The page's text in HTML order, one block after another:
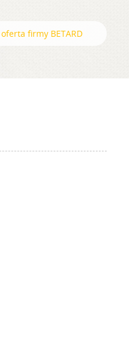
firmy BETARD